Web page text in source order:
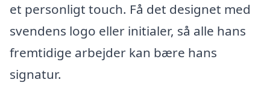
et personligt touch. Få det designet med
svendens logo eller initialer, så alle hans
fremtidige arbejder kan bære hans
signatur.